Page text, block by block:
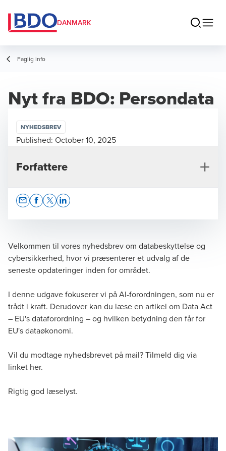
DANMARK
Faglig info
Nyt fra BDO: Persondata
Velkommen til vores nyhedsbrev om databeskyttelse og
cybersikkerhed, hvor vi præsenterer et udvalg af de
seneste opdateringer inden for området.
I denne udgave fokuserer vi på AI-forordningen, som nu er
trådt i kraft. Derudover kan du læse en artikel om Data Act
– EU's dataforordning – og hvilken betydning den får for
EU's dataøkonomi.
Vil du modtage nyhedsbrevet på mail? Tilmeld dig via
linket her.
Rigtig god læselyst.
NYHEDSBREV
Published: October 10, 2025
Forfattere
Brian Bomholdt
Philip Stegelmann
Senior Manager